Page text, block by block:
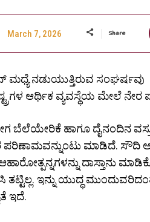
March 7, 2026 Share
ನಡುಯುತ್ತಿರುವ ಸಂಘರ್ಷವು
ಆರ್ಥಿಕ ವ್ಯವಸ್ಥೆಯ ಮೇಲೆ ನೇರ
ಬೆಲೆಯೇರಿಕೆ ಹಾಗೂ ದೈನಂದಿನ
ಪರಿಣಾಮವನ್ನುಂಟು ಮಾಡಿದೆ.
ದಾಸ್ತಾನು
ಇನ್ನು ಯುದ್ಧ
ಇದೆ.